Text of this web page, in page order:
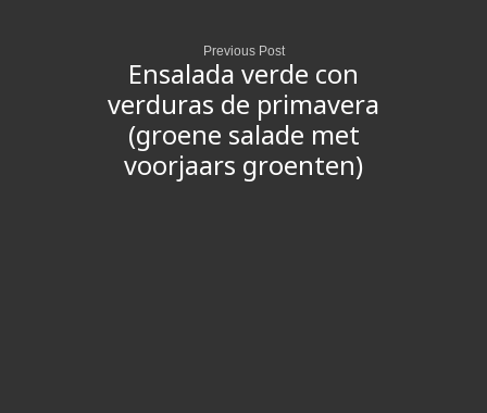
Previous Post
Ensalada verde con
verduras de primavera
(groene salade met
voorjaars groenten)